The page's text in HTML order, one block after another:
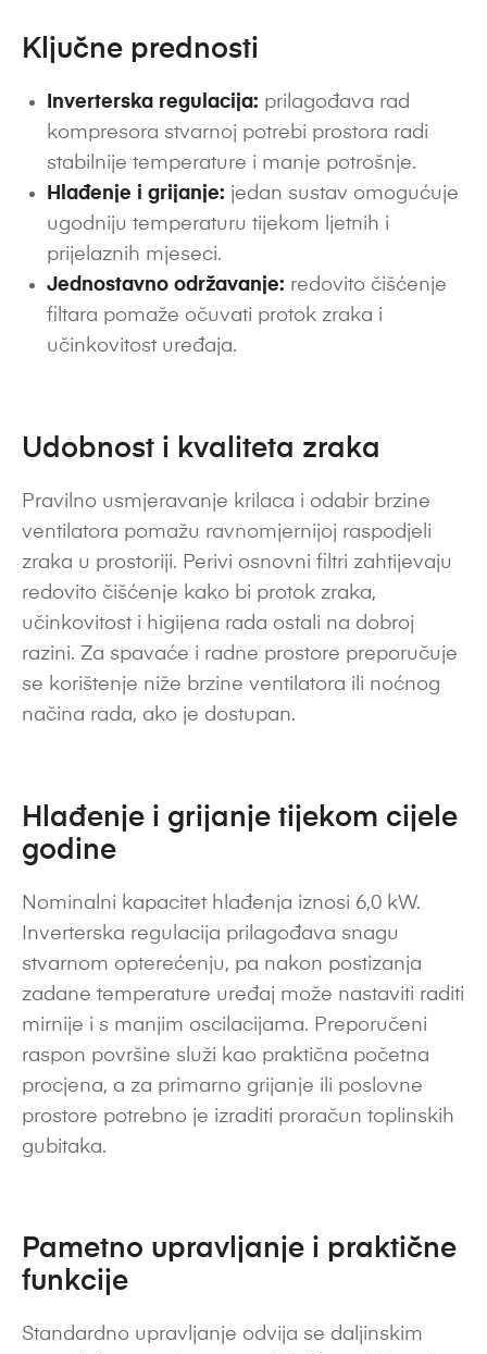
Ključne prednosti
Inverterska regulacija: prilagođava rad
kompresora stvarnoj potrebi prostora radi
stabilnije temperature i manje potrošnje.
Hlađenje i grijanje: jedan sustav omogućuje
ugodniju temperaturu tijekom ljetnih i
prijelaznih mjeseci.
Jednostavno održavanje: redovito čišćenje
filtara pomaže očuvati protok zraka i
učinkovitost uređaja.
Udobnost i kvaliteta zraka
Pravilno usmjeravanje krilaca i odabir brzine
ventilatora pomažu ravnomjernijoj raspodjeli
zraka u prostoriji. Perivi osnovni filtri zahtijevaju
redovito čišćenje kako bi protok zraka,
učinkovitost i higijena rada ostali na dobroj
razini. Za spavaće i radne prostore preporučuje
se korištenje niže brzine ventilatora ili noćnog
načina rada, ako je dostupan.
Hlađenje i grijanje tijekom cijele
godine
Nominalni kapacitet hlađenja iznosi 6,0 kW.
Inverterska regulacija prilagođava snagu
stvarnom opterećenju, pa nakon postizanja
zadane temperature uređaj može nastaviti raditi
mirnije i s manjim oscilacijama. Preporučeni
raspon površine služi kao praktična početna
procjena, a za primarno grijanje ili poslovne
prostore potrebno je izraditi proračun toplinskih
gubitaka.
Pametno upravljanje i praktične
funkcije
Standardno upravljanje odvija se daljinskim